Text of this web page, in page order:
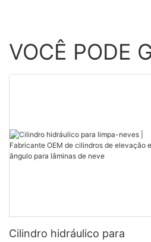
VOCÊ PODE
Cilindro hidráulico para